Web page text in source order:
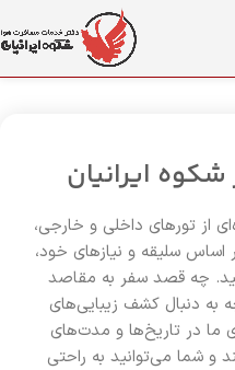
ایرانیان
از تورهای داخلی و خارجی،
اساس سلیقه و نیازهای خود،
چه قصد سفر به مقاصد
به دنبال کشف زیبایی‌های
ما در تاریخ‌ها و مدت‌های
و شما می‌توانید به راحتی